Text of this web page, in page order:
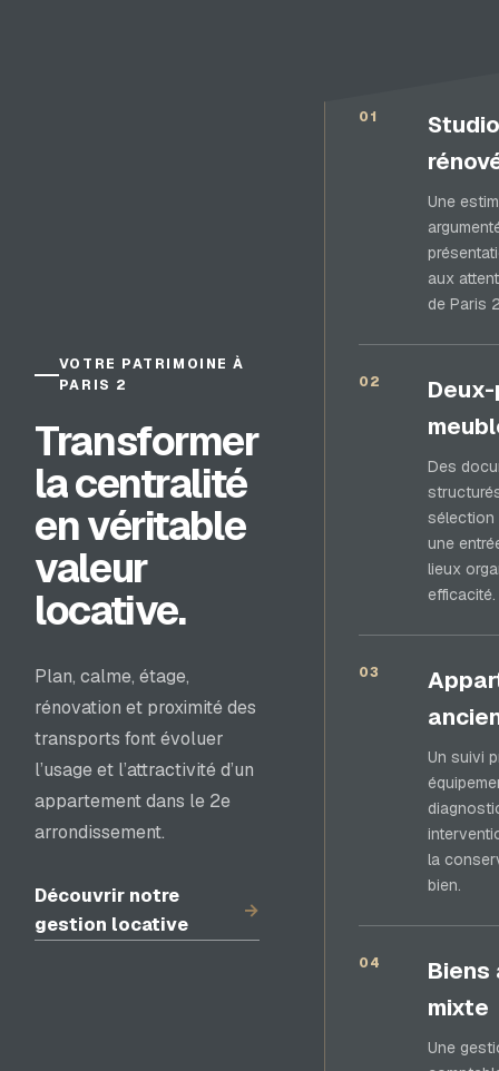
VOTRE PATRIMOINE À
PARIS 2
Transformer
la centralité
en véritable
valeur
locative.
Plan, calme, étage,
rénovation et proximité des
transports font évoluer
l’usage et l’attractivité d’un
appartement dans le 2e
arrondissement.
Découvrir notre
gestion locative
→
01
Une
aux
de Paris
02
Des
sélection
une
lieux
efficacité.
03
Un suivi
la
bien.
04
Biens
mixte
Une